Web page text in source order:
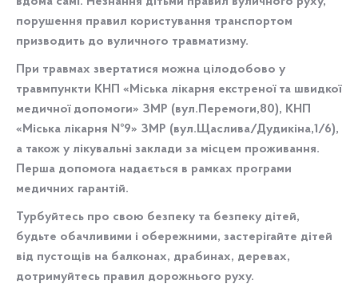
порушення правил користування транспортом
призводить до вуличного травматизму.
При травмах звертатися можна цілодобово у
травмпункти КНП «Міська лікарня екстреної та швидкої
медичної допомоги» ЗМР (вул.Перемоги,80), КНП
«Міська лікарня №9» ЗМР (вул.Щаслива/Дудикіна,1/6),
а також у лікувальні заклади за місцем проживання.
Перша допомога надається в рамках програми
медичних гарантій.
Турбуйтесь про свою безпеку та безпеку дітей,
будьте обачливими і обережними, застерігайте дітей
від пустощів на балконах, драбинах, деревах,
дотримуйтесь правил дорожнього руху.